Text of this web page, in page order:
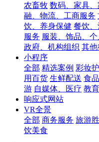
农畜牧 数码、家具
融、物流、工商服务
饮、养身保健 餐饮
服务 服装、饰品、
政府、机构组织 其他
小程序
全部 精选案例 彩妆
用百货 生鲜配送 食
游 自媒体、医疗 教育
响应式网站
VR全景
全部 商务服务 旅游
饮美食